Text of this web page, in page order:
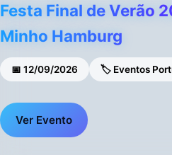
Festa Final de Verão
Minho Hamburg
📅 12/09/2026 🏷 Eventos
Ver Evento